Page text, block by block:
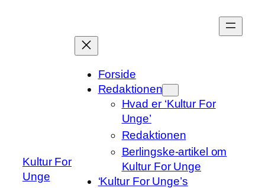
Kultur For
Unge
Forside
Redaktionen
Hvad er ‘Kultur For
Unge’
Redaktionen
Berlingske-artikel om
Kultur For Unge
‘Kultur For Unge’s